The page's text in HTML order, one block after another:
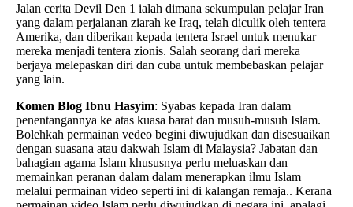
Jalan cerita Devil Den 1 ialah dimana sekumpulan pelajar Iran
yang dalam perjalanan ziarah ke Iraq, telah diculik oleh tentera
Amerika, dan diberikan kepada tentera Israel untuk menukar
mereka menjadi tentera zionis. Salah seorang dari mereka
berjaya melepaskan diri dan cuba untuk membebaskan pelajar
yang lain.
Komen Blog Ibnu Hasyim: Syabas kepada Iran dalam
penentangannya ke atas kuasa barat dan musuh-musuh Islam.
Bolehkah permainan vedeo begini diwujudkan dan disesuaikan
dengan suasana atau dakwah Islam di Malaysia? Jabatan dan
bahagian agama Islam khususnya perlu meluaskan dan
memainkan peranan dalam dalam menerapkan ilmu Islam
melalui permainan video seperti ini di kalangan remaja.. Kerana